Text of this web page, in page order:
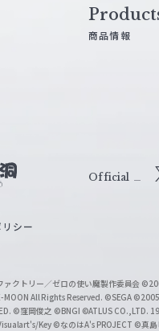
商品情報
Official
シー
クトリー／ゼロの使い魔製作委員会
MOON All Rights Reserved. ©SEGA
©窪岡俊之 ©BNGI ©ATLUS CO.,LTD.
Key ©なのはA's PROJECT ©真島